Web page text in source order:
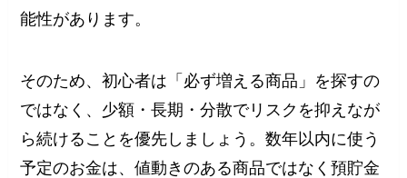
能性があります。
そのため、初心者は「必ず増える商品」を探すの
ではなく、少額・長期・分散でリスクを抑えなが
ら続けることを優先しましょう。数年以内に使う
予定のお金は、値動きのある商品ではなく預貯金